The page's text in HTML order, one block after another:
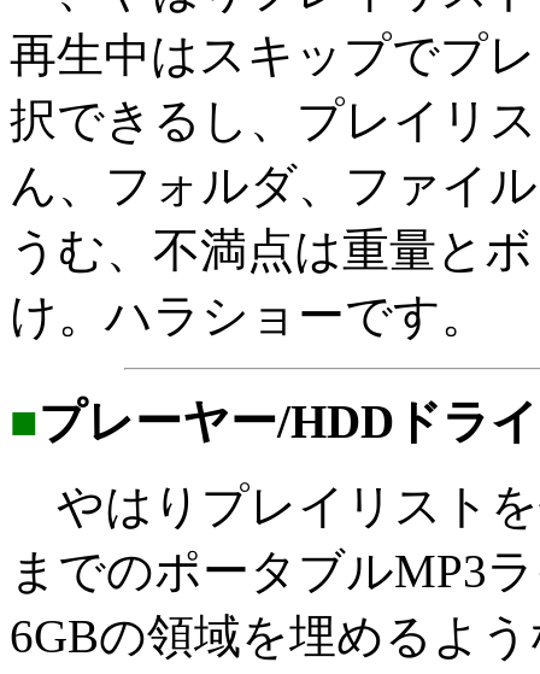
再生中はスキップでプ
択できるし、プレイリ
ん、フォルダ、ファイ
うむ、不満点は重量と
け。ハラショーです。
■プレーヤー/HDDドラ
やはりプレイリスト
までのポータブルMP3
6GBの領域を埋めるよ